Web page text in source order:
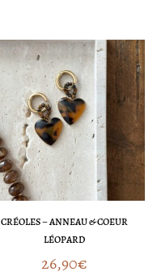
CRÉOLES – ANNEAU & COEUR
LÉOPARD
26,90€